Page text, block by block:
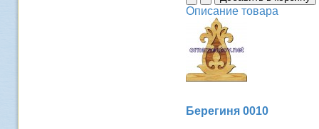
Описание товара
Берегиня 0010